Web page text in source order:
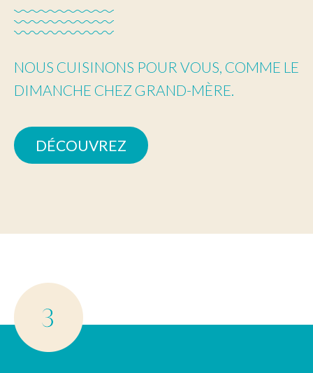
NOUS CUISINONS POUR VOUS, COMME LE
DIMANCHE CHEZ GRAND-MÈRE.
DÉCOUVREZ